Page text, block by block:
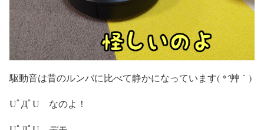
駆動音は昔のルンバに比べて静かになっています( *´艸｀)
UﾟДﾟU なのよ！